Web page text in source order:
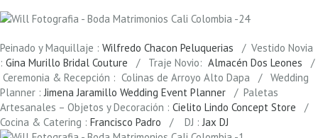
Peinado y Maquillaje : Wilfredo Chacon Peluquerias / Vestido Novia
: Gina Murillo Bridal Couture / Traje Novio: Almacén Dos Leones /
Ceremonia & Recepción : Colinas de Arroyo Alto Dapa / Wedding
Planner : Jimena Jaramillo Wedding Event Planner / Paletas
Artesanales – Objetos y Decoración : Cielito Lindo Concept Store /
Cocina & Catering : Francisco Padro / DJ : Jax DJ